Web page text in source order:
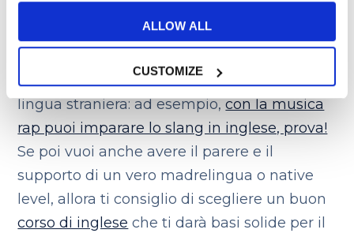
ALLOW ALL
CUSTOMIZE
nazione? Solo il tempo ci dirà se questo inno
potrà sopravvivere per i prossimi 400 anni…
possono dirti tanto di un popolo e di una
lingua straniera: ad esempio,con la musica
rap puoi imparare lo slang in inglese, prova!
Se poi vuoi anche avere il parere e il
supporto di un vero madrelingua o native
level, allora ti consiglio di scegliere un buon
corso di inglese che ti darà basi solide per il